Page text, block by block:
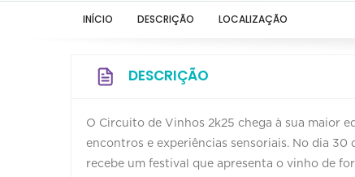
INÍCIO DESCRIÇÃO LOCALIZAÇÃO
DESCRIÇÃO
O Circuito de Vinhos 2k25 chega à sua maior
encontros e experiências sensoriais. No dia
recebe um festival que apresenta o vinho de